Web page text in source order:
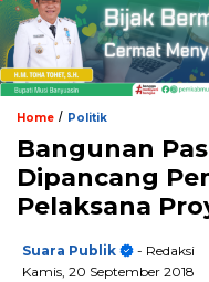
Home / Politik
Bangunan
Dipancang
Pelaksana
Suara Publik
- Redaksi
Kamis, 20 September 2018